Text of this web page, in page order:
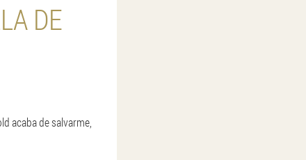
DE
acaba de salvarme,